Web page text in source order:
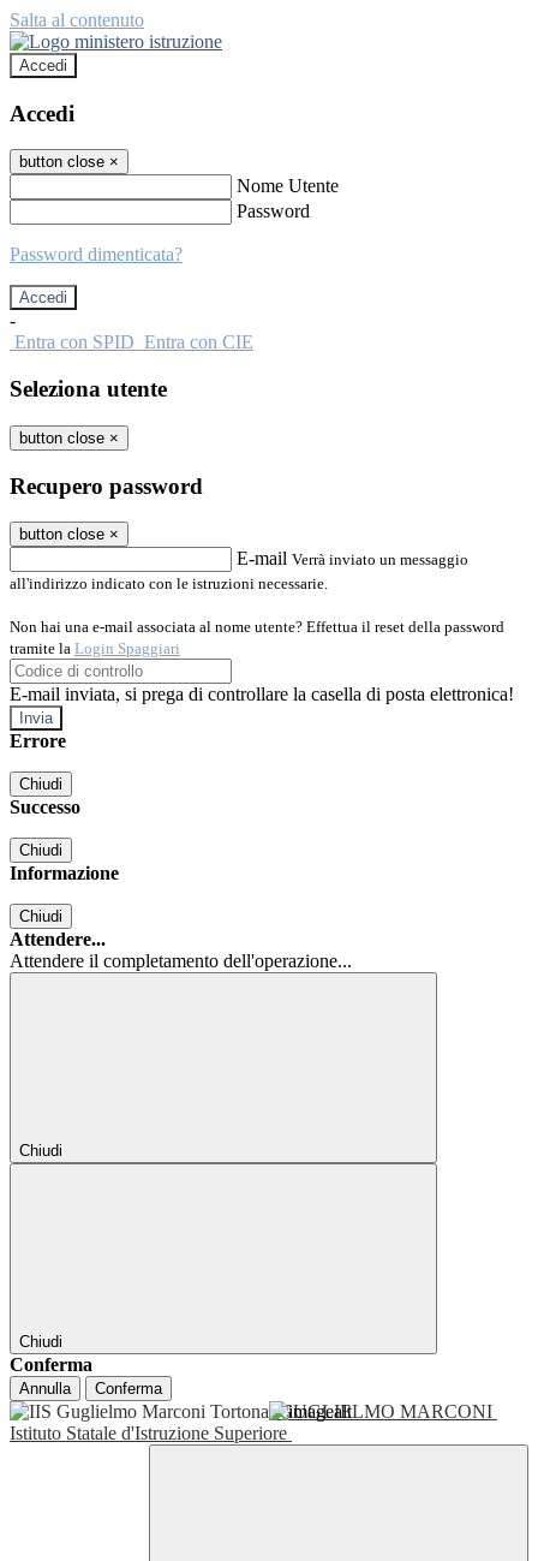
Salta al contenuto
Accedi
Accedi
button close ×
Nome Utente
Password
Password dimenticata?
-
Entra con SPID Entra con CIE
Seleziona utente
button close ×
Recupero password
button close ×
E-mail Verrà inviato un messaggio
all'indirizzo indicato con le istruzioni necessarie.
Non hai una e-mail associata al nome utente? Effettua il reset della password
tramite la Login Spaggiari
E-mail inviata, si prega di controllare la casella di posta elettronica!
Errore
Chiudi
Successo
Chiudi
Informazione
Chiudi
Attendere...
Attendere il completamento dell'operazione...
Chiudi
Chiudi
Conferma
Annulla Conferma
GUGLIELMO MARCONI
Istituto Statale d'Istruzione Superiore